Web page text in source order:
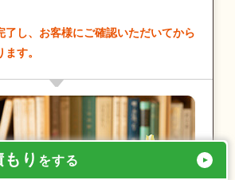
了し、お客様にご確認いただいてから
す。
り をする